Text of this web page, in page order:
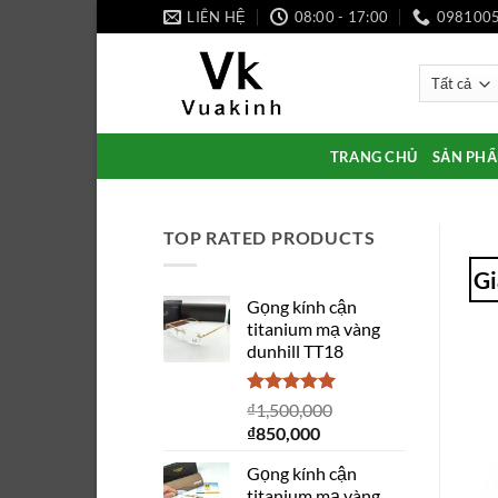
qua
LIÊN HỆ 08:00 - 17:00
TRANG CHỦ SẢN
TOP RATED PRODUCTS
Gọng kính cận
titanium mạ vàng
dunhill TT18
Được xếp
hạng 5.00
5 sao
₫1,500,000
Giá
là:
₫850,000Giá
tại
Gọng kính cận